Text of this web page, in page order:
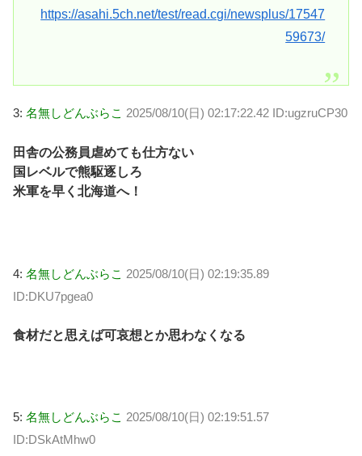
https://asahi.5ch.net/test/read.cgi/newsplus/17547
59673/
3: 名無しどんぶらこ 2025/08/10(日) 02:17:22.42 ID:ugzruCP30
田舎の公務員虐めても仕方ない
国レベルで熊駆逐しろ
米軍を早く北海道へ！
4: 名無しどんぶらこ 2025/08/10(日) 02:19:35.89
ID:DKU7pgea0
食材だと思えば可哀想とか思わなくなる
5: 名無しどんぶらこ 2025/08/10(日) 02:19:51.57
ID:DSkAtMhw0